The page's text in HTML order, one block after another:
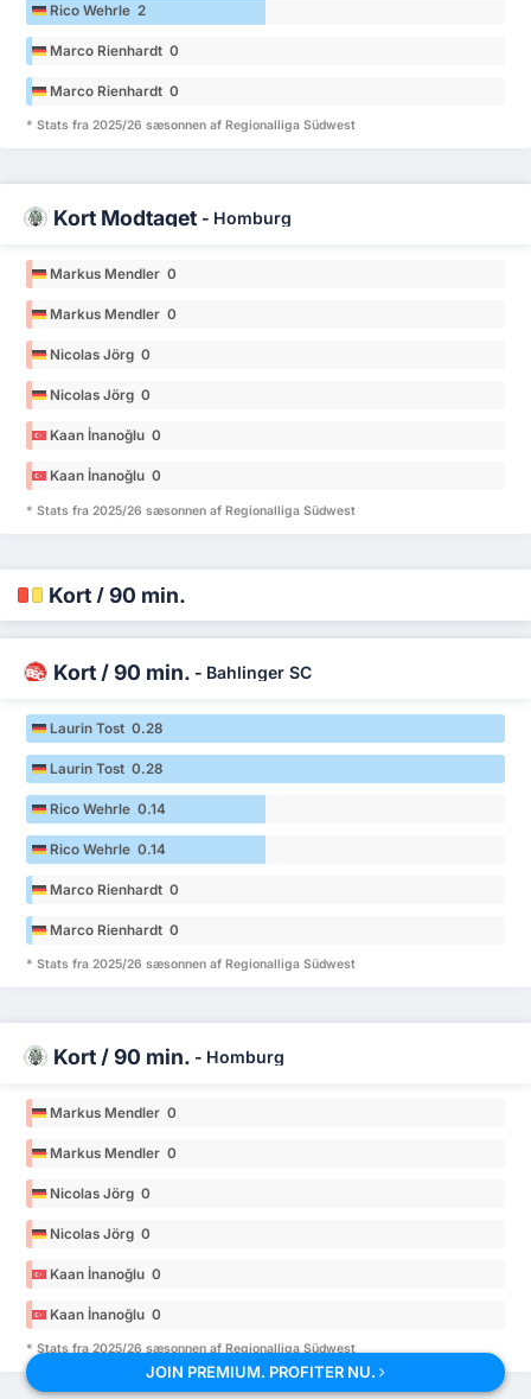
Rico Wehrle 2
Marco Rienhardt 0
Marco Rienhardt 0
* Stats fra 2025/26 sæsonnen af Regionalliga Südwest
Kort Modtaget - Homburg
Markus Mendler 0
Markus Mendler 0
Nicolas Jörg 0
Nicolas Jörg 0
Kaan İnanoğlu 0
Kaan İnanoğlu 0
* Stats fra 2025/26 sæsonnen af Regionalliga Südwest
Kort / 90 min.
Kort / 90 min. - Bahlinger SC
Laurin Tost 0.28
Laurin Tost 0.28
Rico Wehrle 0.14
Rico Wehrle 0.14
Marco Rienhardt 0
Marco Rienhardt 0
* Stats fra 2025/26 sæsonnen af Regionalliga Südwest
Kort / 90 min. - Homburg
Markus Mendler 0
Markus Mendler 0
Nicolas Jörg 0
Nicolas Jörg 0
Kaan İnanoğlu 0
Kaan İnanoğlu 0
* Stats fra 2025/26 sæsonnen af Regionalliga Südwest
JOIN PREMIUM. PROFITER NU.